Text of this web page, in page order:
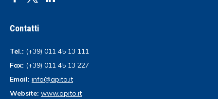
Contatti
Tel.: (+39) 011 45 13 111
Fax: (+39) 011 45 13 227
Email: info@apito.it
Website: www.apito.it